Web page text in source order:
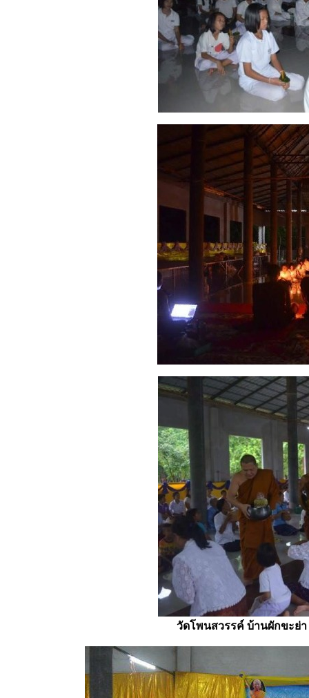
วัดโพนสวรรค์ บ้านผักขะย่